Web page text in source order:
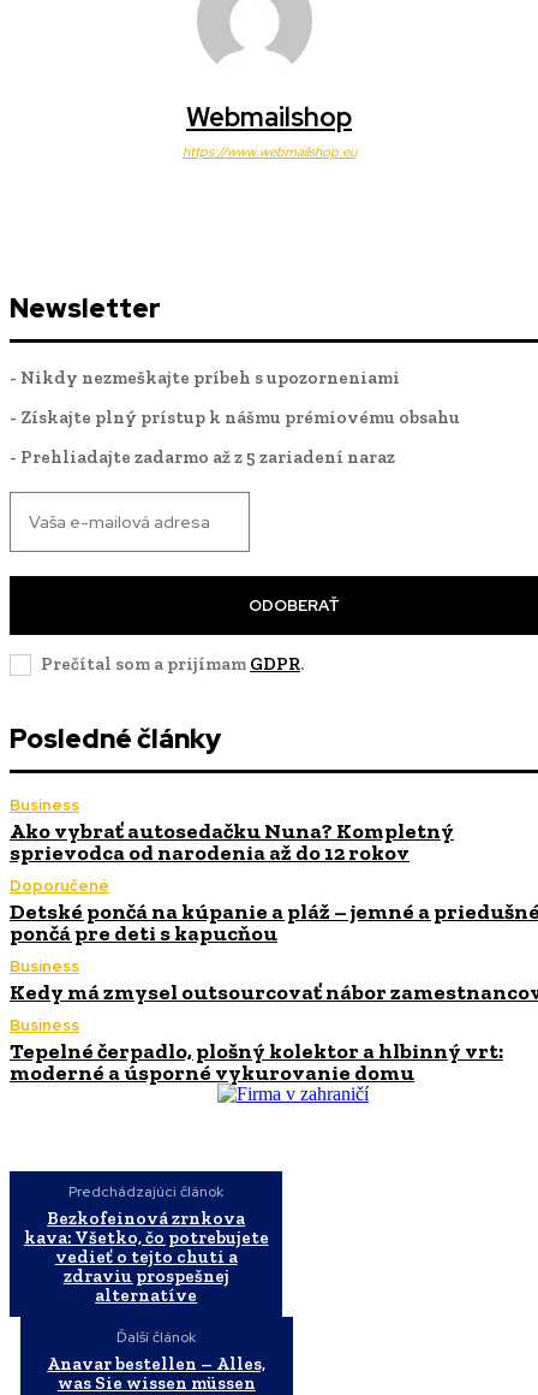
Webmailshop
https://www.webmailshop.eu
Newsletter
- Nikdy nezmeškajte príbeh s upozorneniami
- Získajte plný prístup k nášmu prémiovému obsahu
- Prehliadajte zadarmo až z 5 zariadení naraz
ODOBERAŤ
Prečítal som a prijímam GDPR.
Posledné články
Business
Ako vybrať autosedačku Nuna? Kompletný
sprievodca od narodenia až do 12 rokov
Doporučené
Detské pončá na kúpanie a pláž – jemné a
pončá pre deti s kapucňou
Business
Kedy má zmysel outsourcovať nábor
Business
Tepelné čerpadlo, plošný kolektor a hlbinný vrt:
moderné a úsporné vykurovanie domu
Predchádzajúci článok
Bezkofeinová zrnkova
kava: Všetko, čo potrebujete
vedieť o tejto chuti a
zdraviu prospešnej
alternatíve
Ďalší článok
Anavar bestellen – Alles,
was Sie wissen müssen